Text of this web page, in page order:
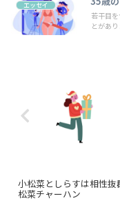
エッセイ
若干目
とがあ
小松菜としらすは相性
松菜チャーハン